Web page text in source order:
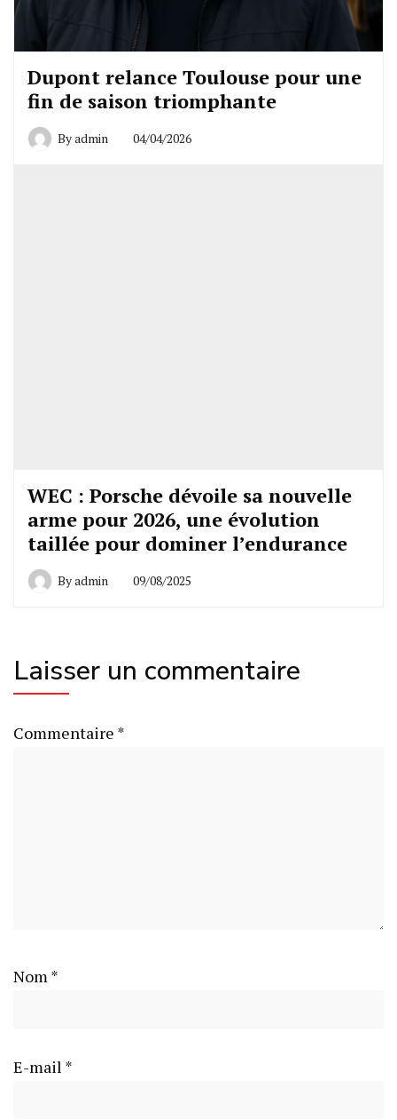
Dupont relance Toulouse pour une
fin de saison triomphante
Byadmin 04/04/2026
WEC : Porsche dévoile sa nouvelle
arme pour 2026, une évolution
taillée pour dominer l’endurance
Byadmin 09/08/2025
Laisser un commentaire
Commentaire *
Nom *
E-mail *